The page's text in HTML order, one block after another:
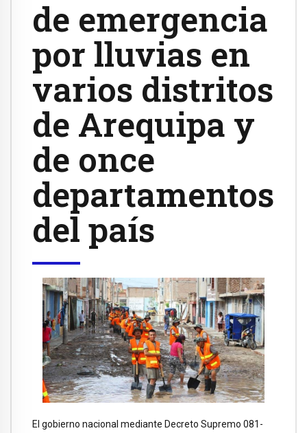
de emergencia
por lluvias en
varios distritos
de Arequipa y
de once
departamentos
del país
El gobierno nacional mediante Decreto Supremo 081-